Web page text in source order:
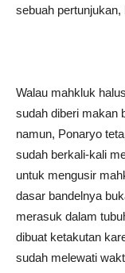
sebuah
Walau mahkluk
sudah diberi makan
namun, Ponaryo
sudah berkali-kali
untuk mengusir
dasar bandelnya
merasuk dalam
dibuat ketakutan
sudah melewati